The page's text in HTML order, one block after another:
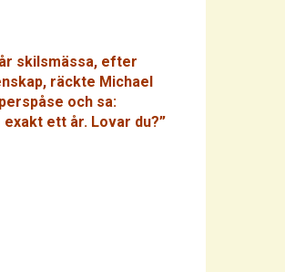
skilsmässa, efter
räckte Michael
och sa:
exakt ett år. Lovar du?”